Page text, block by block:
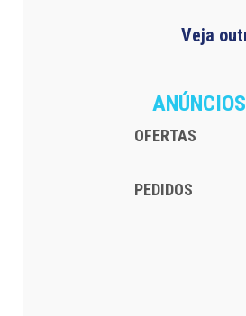
Veja
ANÚNCIOS
OFERTAS
PEDIDOS